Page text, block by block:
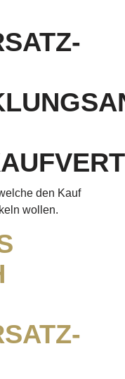
den Kauf
wollen.